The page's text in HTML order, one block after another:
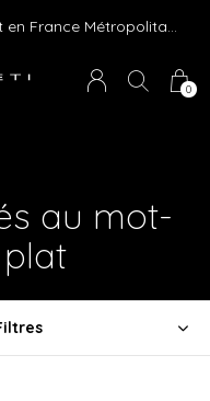
0
Livraison gratuite dès 75 € d'achat en France Métropolitaine et Monaco (hors mobilier)
au mot-